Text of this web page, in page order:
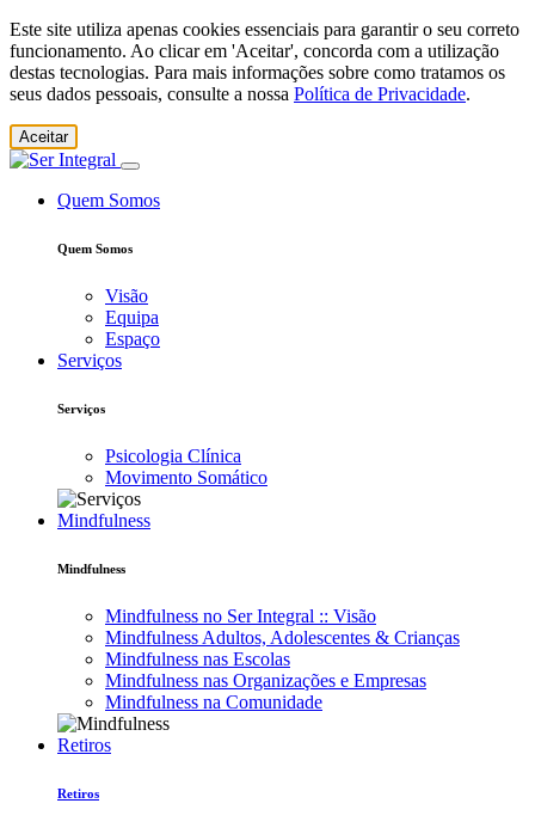
Este site utiliza apenas cookies essenciais para garantir o seu correto
funcionamento. Ao clicar em 'Aceitar', concorda com a utilização
destas tecnologias. Para mais informações sobre como tratamos os
seus dados pessoais, consulte a nossa Política de Privacidade.
Aceitar
Quem Somos
Quem Somos
Visão
Equipa
Espaço
Serviços
Serviços
Psicologia Clínica
Movimento Somático
Mindfulness
Mindfulness
Mindfulness no Ser Integral :: Visão
Mindfulness Adultos, Adolescentes & Crianças
Mindfulness nas Escolas
Mindfulness nas Organizações e Empresas
Mindfulness na Comunidade
Retiros
Retiros